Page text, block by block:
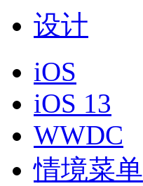
设计
iOS
iOS 13
WWDC
情境菜单